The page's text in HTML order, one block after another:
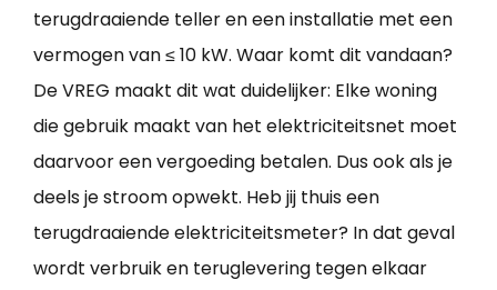
terugdraaiende teller en een installatie met een
vermogen van ≤ 10 kW. Waar komt dit vandaan?
De VREG maakt dit wat duidelijker: Elke woning
die gebruik maakt van het elektriciteitsnet moet
daarvoor een vergoeding betalen. Dus ook als je
deels je stroom opwekt. Heb jij thuis een
terugdraaiende elektriciteitsmeter? In dat geval
wordt verbruik en teruglevering tegen elkaar